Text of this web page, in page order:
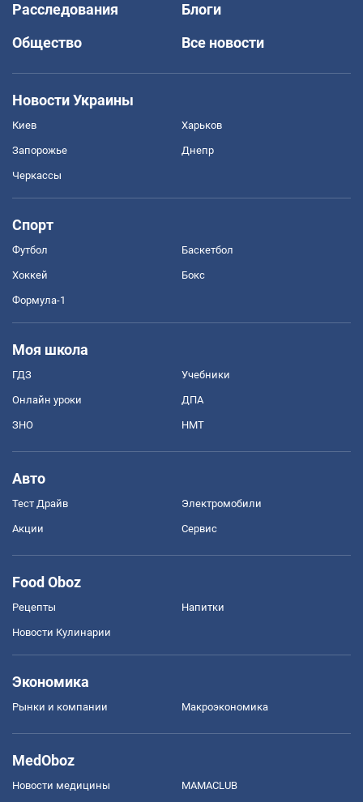
Расследования
Блоги
Общество
Все новости
Новости Украины
Киев Харьков
Запорожье Днепр
Черкассы
Спорт
Футбол Баскетбол
Хоккей Бокс
Формула-1
Моя школа
ГДЗ Учебники
Онлайн уроки ДПА
ЗНО НМТ
Авто
Тест Драйв Электромобили
Акции Сервис
Food Oboz
Рецепты Напитки
Новости Кулинарии
Экономика
Рынки и компании Mакроэкономика
MedOboz
Новости медицины MAMACLUB